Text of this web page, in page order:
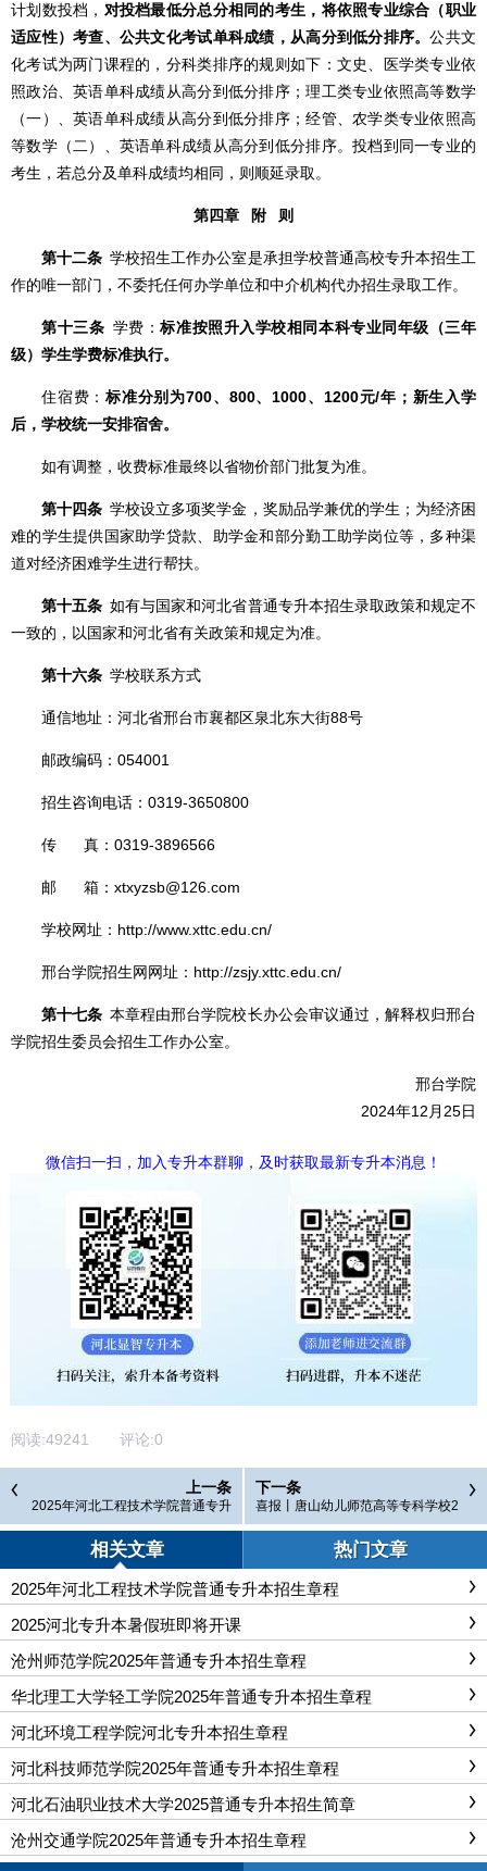
计划数投档， 对投档最低分总分相同的考生，将依照专业综合（职业
适应性）考查、公共文化考试单科成绩，从高分到低分排序。公共文
化考试为两门课程的，分科类排序的规则如下：文史、医学类专业依
照政治、英语单科成绩从高分到低分排序；理工类专业依照高等数学
（一）、英语单科成绩从高分到低分排序；经管、农学类专业依照高
等数学（二）、英语单科成绩从高分到低分排序。投档到同一专业的
考生，若总分及单科成绩均相同，则顺延录取。
第四章 附 则
第十二条 学校招生工作办公室是承担学校普通高校专升本招生工
作的唯一部门，不委托任何办学单位和中介机构代办招生录取工作。
第十三条 学费：标准按照升入学校相同本科专业同年级（三年
级）学生学费标准执行。
住宿费：标准分别为700、800、1000、1200元/年；新生入学
后，学校统一安排宿舍。
如有调整，收费标准最终以省物价部门批复为准。
第十四条 学校设立多项奖学金，奖励品学兼优的学生；为经济困
难的学生提供国家助学贷款、助学金和部分勤工助学岗位等，多种渠
道对经济困难学生进行帮扶。
第十五条 如有与国家和河北省普通专升本招生录取政策和规定不
一致的，以国家和河北省有关政策和规定为准。
第十六条 学校联系方式
通信地址：河北省邢台市襄都区泉北东大街88号
邮政编码：054001
招生咨询电话：0319-3650800
传 真：0319-3896566
邮 箱：xtxyzsb@126.com
学校网址：http://www.xttc.edu.cn/
邢台学院招生网网址：http://zsjy.xttc.edu.cn/
第十七条 本章程由邢台学院校长办公会审议通过，解释权归邢台
学院招生委员会招生工作办公室。
邢台学院
2024年12月25日
微信扫一扫，加入专升本群聊，及时获取最新专升本消息！
阅读:49241 评论:0
上一条
2025年河北工程技术学院普通专升
本招生章程
下一条
喜报丨唐山幼儿师范高等专科学校2
025年专升本799名学生成功上岸！
相关文章 热门文章
2025年河北工程技术学院普通专升本招生章程
2025河北专升本暑假班即将开课
沧州师范学院2025年普通专升本招生章程
华北理工大学轻工学院2025年普通专升本招生章程
河北环境工程学院河北专升本招生章程
河北科技师范学院2025年普通专升本招生章程
河北石油职业技术大学2025普通专升本招生简章
沧州交通学院2025年普通专升本招生章程